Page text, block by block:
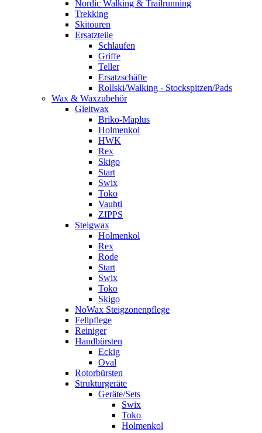
Nordic Walking & Trailrunning
Trekking
Skitouren
Ersatzteile
Schlaufen
Griffe
Teller
Ersatzschäfte
Rollski/Walking - Stockspitzen/Pads
Wax & Waxzubehör
Gleitwax
Briko-Maplus
Holmenkol
HWK
Rex
Skigo
Start
Swix
Toko
Vauhti
ZIPPS
Steigwax
Holmenkol
Rex
Rode
Start
Swix
Toko
Skigo
NoWax Steigzonenpflege
Fellpflege
Reiniger
Handbürsten
Eckig
Oval
Rotorbürsten
Strukturgeräte
Geräte/Sets
Swix
Toko
Holmenkol